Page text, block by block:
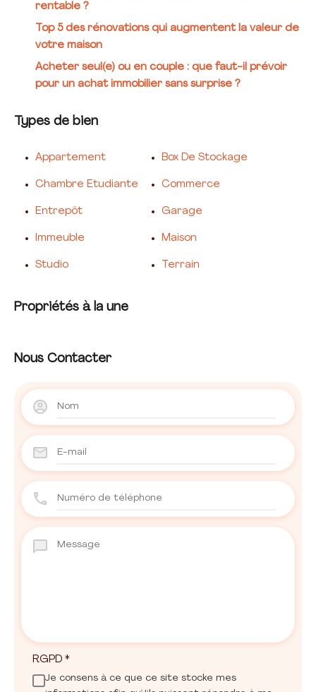
rentable ?
Top 5 des rénovations qui augmentent la valeur de
votre maison
Acheter seul(e) ou en couple : que faut-il prévoir
pour un achat immobilier sans surprise ?
Types de bien
Appartement Box De Stockage
Chambre Etudiante Commerce
Entrepôt Garage
Immeuble Maison
Studio Terrain
Propriétés à la une
Nous Contacter
RGPD *
Je consens à ce que ce site stocke mes